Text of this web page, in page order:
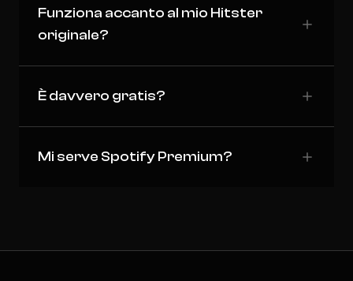
Funziona accanto al mio Hitster
originale?
È davvero gratis?
Mi serve Spotify Premium?